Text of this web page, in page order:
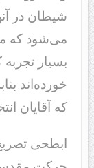
شیطان در
می‌شود که
بسیار
خورده‌اند
که آقایان
ابطحی